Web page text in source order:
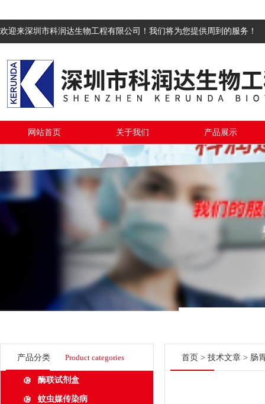
欢迎来深圳市科润达生物工程有限公司！我们将为您提供周到的服务！
网站首页 关于我们 产品展示
产品分类 Product categories
酶联试剂盒
蚊虫媒传染病
首页 > 技术文章 > 肠